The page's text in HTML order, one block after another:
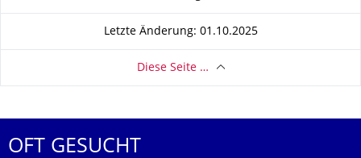
Letzte Änderung: 01.10.2025
Diese Seite …
OFT GESUCHT